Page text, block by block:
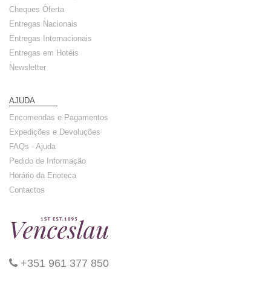
Cheques Oferta
Entregas Nacionais
Entregas Internacionais
Entregas em Hotéis
Newsletter
AJUDA
Encomendas e Pagamentos
Expedições e Devoluções
FAQs - Ajuda
Pedido de Informação
Horário da Enoteca
Contactos
+351 961 377 850